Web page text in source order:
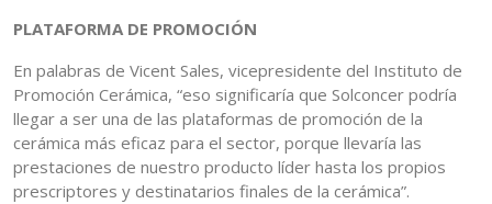
PLATAFORMA DE PROMOCIÓN
En palabras de Vicent Sales, vicepresidente del Instituto de
Promoción Cerámica, “eso significaría que Solconcer podría
llegar a ser una de las plataformas de promoción de la
cerámica más eficaz para el sector, porque llevaría las
prestaciones de nuestro producto líder hasta los propios
prescriptores y destinatarios finales de la cerámica”.